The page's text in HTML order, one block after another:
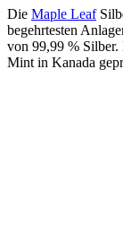
Die Maple Leaf
begehrtesten
von 99,99 %
Mint in Kanada